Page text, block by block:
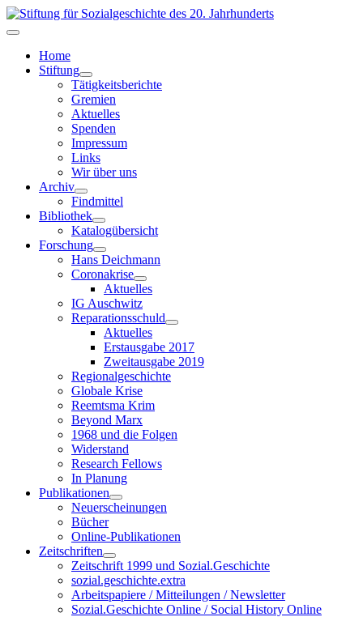
Home
Stiftung
Tätigkeitsberichte
Gremien
Aktuelles
Spenden
Impressum
Links
Wir über uns
Archiv
Findmittel
Bibliothek
Katalogübersicht
Forschung
Hans Deichmann
Coronakrise
Aktuelles
IG Auschwitz
Reparationsschuld
Aktuelles
Erstausgabe 2017
Zweitausgabe 2019
Regionalgeschichte
Globale Krise
Reemtsma Krim
Beyond Marx
1968 und die Folgen
Widerstand
Research Fellows
In Planung
Publikationen
Neuerscheinungen
Bücher
Online-Publikationen
Zeitschriften
Zeitschrift 1999 und Sozial.Geschichte
sozial.geschichte.extra
Arbeitspapiere / Mitteilungen / Newsletter
Sozial.Geschichte Online / Social History Online